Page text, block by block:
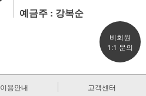
예금주 : 강복순
비회원
1:1 문의
이용안내 고객센터